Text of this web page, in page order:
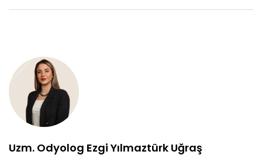
Uzm. Odyolog Ezgi Yılmaztürk Uğraş